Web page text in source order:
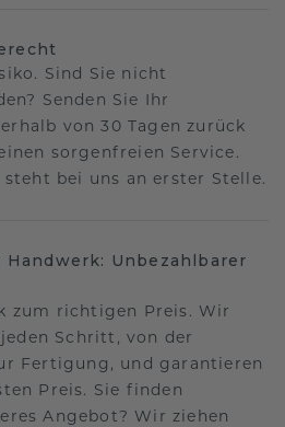
Sind Sie nicht
Senden Sie Ihr
von 30 Tagen zurück
sorgenfreien Service.
steht bei uns an erster Stelle.
Unbezahlbarer
zum richtigen Preis. Wir
Schritt, von der
Fertigung, und garantieren
Preis. Sie finden
Angebot? Wir ziehen